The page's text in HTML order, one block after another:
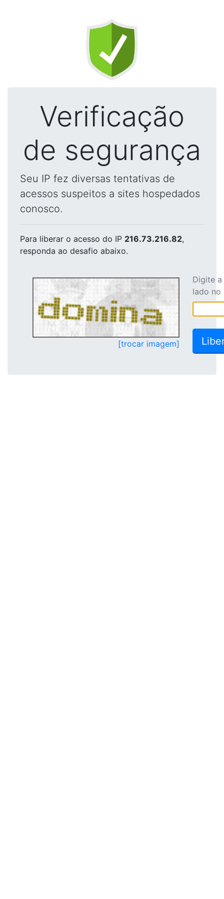
Verificação
de segurança
Seu IP fez diversas tentativas de
acessos suspeitos a sites hospedados
conosco.
Para liberar o acesso do IP 216.73.216.82,
responda ao desafio abaixo.
[trocar imagem]
Digite
lado no